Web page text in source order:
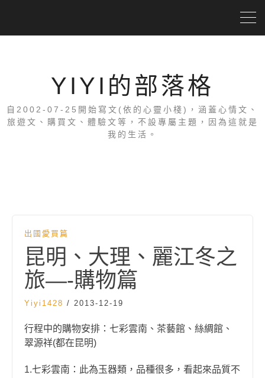
YIYI的部落格
自2002-07-25開始寫文(依的心靈小棧)，涵蓋心情文、
旅遊文、購買文、體驗文等，不設專屬主題，因為這就是
我的生活。
出國愛買篇
昆明、大理、麗江冬之
旅—-購物篇
Yiyi1428 / 2013-12-19
行程中的購物安排：七彩雲南、茶藝館、絲綢館、
翠源祥(都在昆明)
1.七彩雲南：此為玉器類，品種很多，看起來品質不